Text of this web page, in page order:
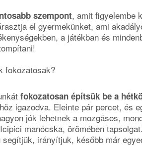
szempont, amit figyelembe
el gyermekünket, ami
a játékban és
fokozatosak?
fokozatosan építsük be a
igazodva. Eleinte pár percet, és
jók lehetnek a mozgásos,
manócska, örömében
segítjük, irányítjuk, később már